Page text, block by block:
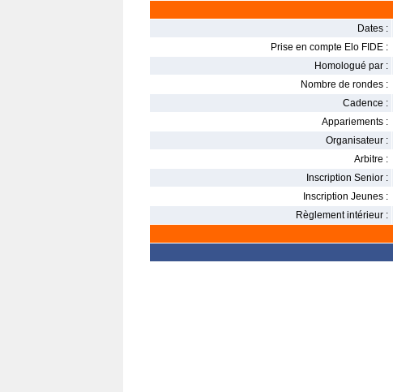
Dates :
Prise en compte Elo FIDE :
Homologué par :
Nombre de rondes :
Cadence :
Appariements :
Organisateur :
Arbitre :
Inscription Senior :
Inscription Jeunes :
Règlement intérieur :